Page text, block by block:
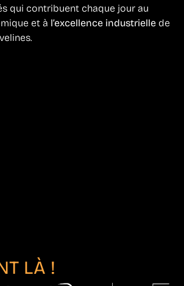
qui contribuent chaque jour au
et à l’excellence industrielle de
LÀ !